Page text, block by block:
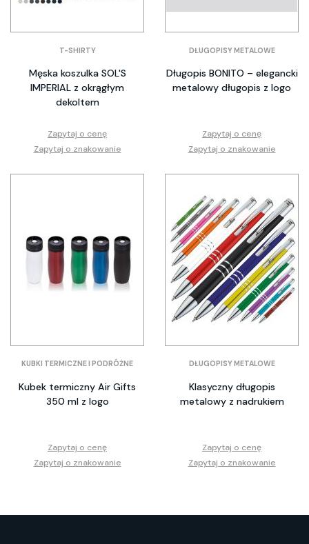
T-SHIRTY
Męska koszulka SOL'S
IMPERIAL z okrągłym
dekoltem
Zapytaj o cenę
Zapytaj o znakowanie
DŁUGOPISY METALOWE
Długopis BONITO – elegancki
metalowy długopis z logo
Zapytaj o cenę
Zapytaj o znakowanie
KUBKI TERMICZNE I PODRÓŻNE
Kubek termiczny Air Gifts
350 ml z logo
Zapytaj o cenę
Zapytaj o znakowanie
DŁUGOPISY METALOWE
Klasyczny długopis
metalowy z nadrukiem
Zapytaj o cenę
Zapytaj o znakowanie